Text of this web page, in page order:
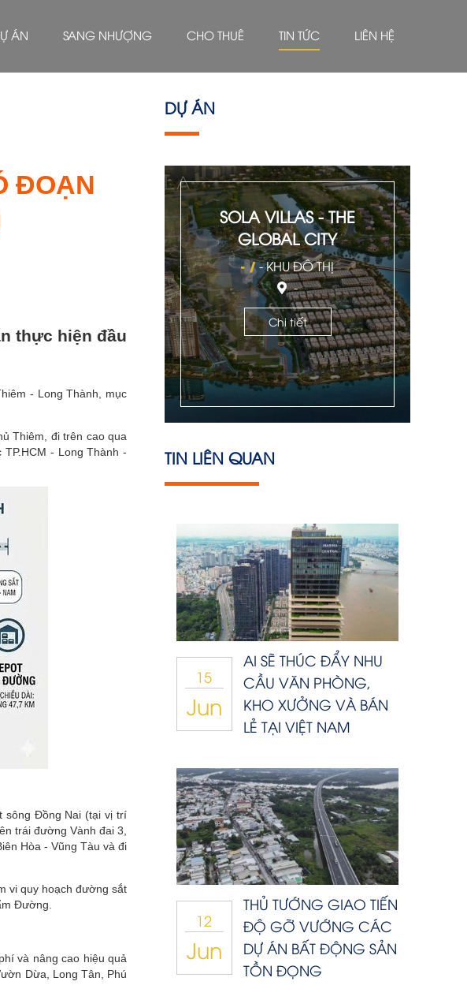
DỰ ÁN SANG NHƯỢNG CHO THUÊ TIN TỨC LIÊN HỆ
ĐOẠN
thực hiện đầu
- Long Thành, mục
Thiêm, đi trên cao qua
- Long Thành -
sông Đồng Nai (tại vị trí
trái đường Vành đai 3,
Hòa - Vũng Tàu và đi
vi quy hoạch đường sắt
Đường.
và nâng cao hiệu quả
Dừa, Long Tân, Phú
DỰ ÁN
SOLA VILLAS - THE
GLOBAL CITY
- /- KHU ĐÔ THỊ
-
Chi tiết
TIN LIÊN QUAN
15
Jun
AI SẼ THÚC ĐẨY NHU
CẦU VĂN PHÒNG,
KHO XƯỞNG VÀ BÁN
LẺ TẠI VIỆT NAM
12
Jun
THỦ TƯỚNG GIAO TIẾN
ĐỘ GỠ VƯỚNG CÁC
DỰ ÁN BẤT ĐỘNG SẢN
TỒN ĐỌNG